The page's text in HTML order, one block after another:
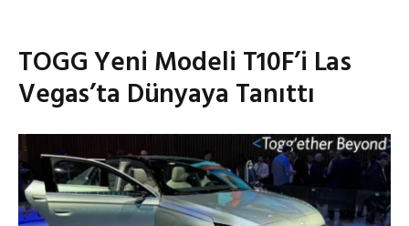
TOGG Yeni Modeli T10F’i Las
Vegas’ta Dünyaya Tanıttı